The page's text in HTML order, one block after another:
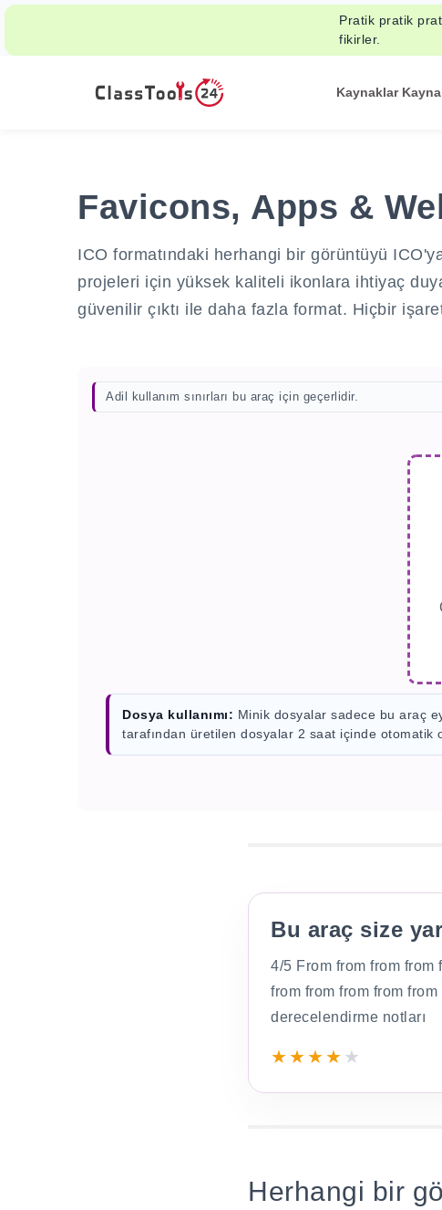
Pratik pratik
fikirler.
Kaynaklar
Favicons, Apps &
ICO formatındaki herhangi bir görüntüyü
projeleri için yüksek kaliteli ikonlara ihtiyaç
güvenilir çıktı ile daha fazla format. Hiçbir
Adil kullanım sınırları bu araç için geçerlidir.
Dosya kullanımı: Minik dosyalar sadece bu araç
tarafından üretilen dosyalar 2 saat içinde otomatik
Bu araç size
4/5 From from from from
from from from from
derecelendirme notları
★★★★ ★
Herhangi bir